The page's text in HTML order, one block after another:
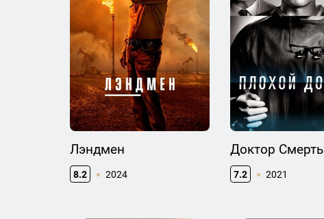
Лэндмен
8.2 2024
Доктор Смерть
7.2 2021